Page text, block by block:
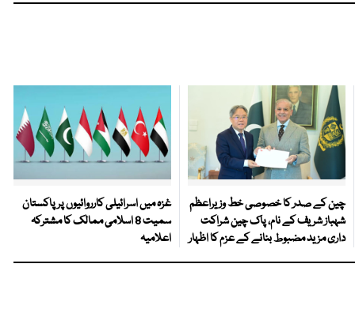
چین کے صدر کا خصوصی خط وزیراعظم
شہباز شریف کے نام، پاک چین شراکت
داری مزید مضبوط بنانے کے عزم کا اظہار
غزہ میں اسرائیلی کارروائیوں پر پاکستان
سمیت 8 اسلامی ممالک کا مشترکہ
اعلامیہ